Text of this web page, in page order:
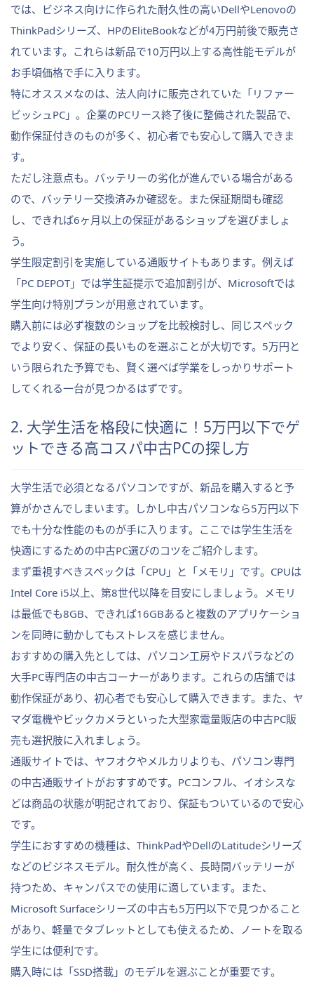
では、ビジネス向けに作られた耐久性の高いDellやLenovoの
ThinkPadシリーズ、HPのEliteBookなどが4万円前後で販売さ
れています。これらは新品で10万円以上する高性能モデルが
お手頃価格で手に入ります。
特にオススメなのは、法人向けに販売されていた「リファー
ビッシュPC」。企業のPCリース終了後に整備された製品で、
動作保証付きのものが多く、初心者でも安心して購入できま
す。
ただし注意点も。バッテリーの劣化が進んでいる場合がある
ので、バッテリー交換済みか確認を。また保証期間も確認
し、できれば6ヶ月以上の保証があるショップを選びましょ
う。
学生限定割引を実施している通販サイトもあります。例えば
「PC DEPOT」では学生証提示で追加割引が、Microsoftでは
学生向け特別プランが用意されています。
購入前には必ず複数のショップを比較検討し、同じスペック
でより安く、保証の長いものを選ぶことが大切です。5万円と
いう限られた予算でも、賢く選べば学業をしっかりサポート
してくれる一台が見つかるはずです。
2. 大学生活を格段に快適に！5万円以下でゲ
ットできる高コスパ中古PCの探し方
大学生活で必須となるパソコンですが、新品を購入すると予
算がかさんでしまいます。しかし中古パソコンなら5万円以下
でも十分な性能のものが手に入ります。ここでは学生生活を
快適にするための中古PC選びのコツをご紹介します。
まず重視すべきスペックは「CPU」と「メモリ」です。CPUは
Intel Core i5以上、第8世代以降を目安にしましょう。メモリ
は最低でも8GB、できれば16GBあると複数のアプリケーショ
ンを同時に動かしてもストレスを感じません。
おすすめの購入先としては、パソコン工房やドスパラなどの
大手PC専門店の中古コーナーがあります。これらの店舗では
動作保証があり、初心者でも安心して購入できます。また、ヤ
マダ電機やビックカメラといった大型家電量販店の中古PC販
売も選択肢に入れましょう。
通販サイトでは、ヤフオクやメルカリよりも、パソコン専門
の中古通販サイトがおすすめです。PCコンフル、イオシスな
どは商品の状態が明記されており、保証もついているので安心
です。
学生におすすめの機種は、ThinkPadやDellのLatitudeシリーズ
などのビジネスモデル。耐久性が高く、長時間バッテリーが
持つため、キャンパスでの使用に適しています。また、
Microsoft Surfaceシリーズの中古も5万円以下で見つかること
があり、軽量でタブレットとしても使えるため、ノートを取る
学生には便利です。
購入時には「SSD搭載」のモデルを選ぶことが重要です。